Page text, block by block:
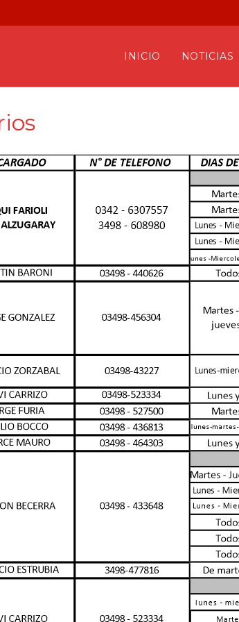
INICIO NOTICIAS